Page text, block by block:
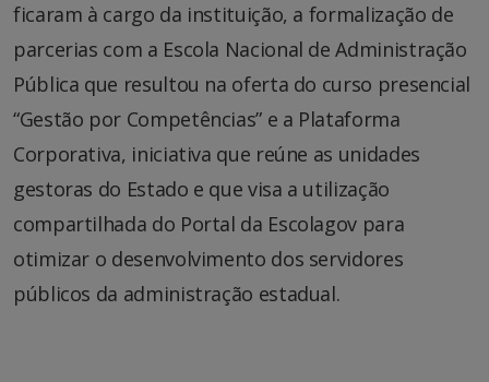
ficaram à cargo da instituição, a formalização de
parcerias com a Escola Nacional de Administração
Pública que resultou na oferta do curso presencial
“Gestão por Competências” e a Plataforma
Corporativa, iniciativa que reúne as unidades
gestoras do Estado e que visa a utilização
compartilhada do Portal da Escolagov para
otimizar o desenvolvimento dos servidores
públicos da administração estadual.